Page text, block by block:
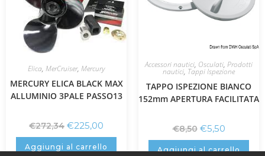
Elica, MerCruiser, Mercury
MERCURY ELICA BLACK MAX
ALLUMINIO 3PALE PASSO13
€272,34 €225,00
Aggiungi al carrello
Accessori nautici, Osculati, Prodotti
nautici, Tappi Ispezione
TAPPO ISPEZIONE BIANCO
152mm APERTURA FACILITATA
€8,50 €5,50
Aggiungi al carrello